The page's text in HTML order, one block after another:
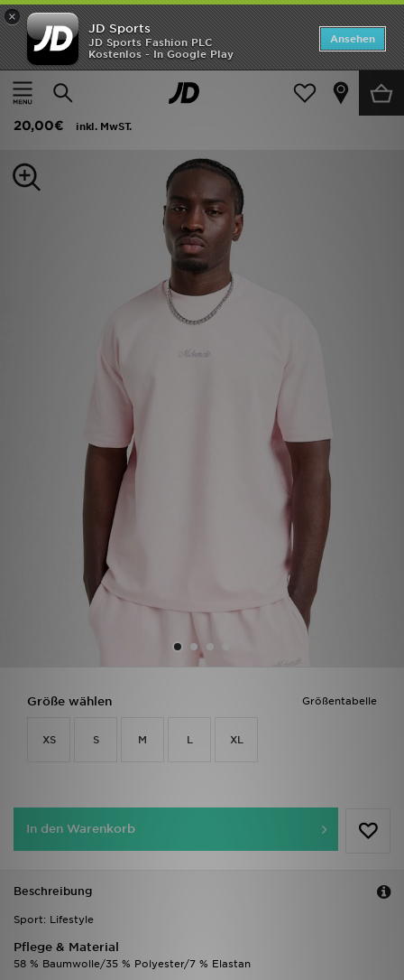
×
JD Sports
JD Sports Fashion PLC
Kostenlos - In Google Play
Ansehen
Home
Herren Herrenbekleidung T-Shirts und Tanktops
McKenzie Pismo T-Shirt
20,00€
inkl. MwST.
Größentabelle
Größe wählen
XS S M L XL
In den Warenkorb
Beschreibung
Sport: Lifestyle
Pflege & Material
58 % Baumwolle/35 % Polyester/7 % Elastan
ANGEBOTE
Neuheiten
Kinder
Hilfe & Kontakt
Geschenkgutschein